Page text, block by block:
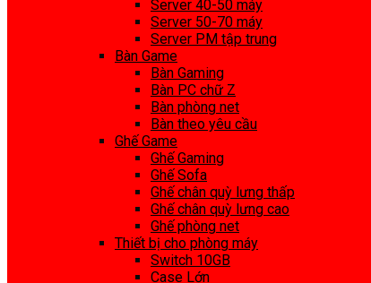
Server 40-50 máy
Server 50-70 máy
Server PM tập trung
Bàn Game
Bàn Gaming
Bàn PC chữ Z
Bàn phòng net
Bàn theo yêu cầu
Ghế Game
Ghế Gaming
Ghế Sofa
Ghế chân quỳ lưng thấp
Ghế chân quỳ lưng cao
Ghế phòng net
Thiết bị cho phòng máy
Switch 10GB
Case Lớn